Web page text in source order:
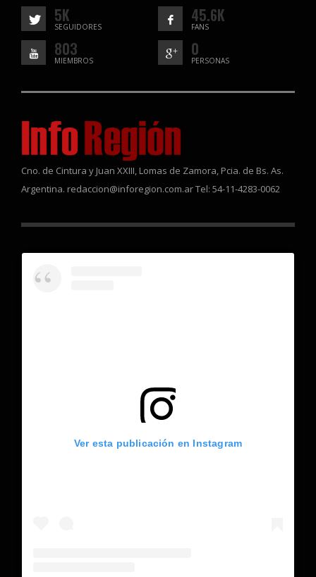
5K
SEGUIDORES
45.6K
FANS
803
MIEMBROS
0
PERSONAS
Cno. de Cintura y Juan XXIII, Lomas de Zamora, Pcia. de Bs. As.
Argentina. redaccion@inforegion.com.ar Tel: 54-11-4283-0062
Ver esta publicación en Instagram